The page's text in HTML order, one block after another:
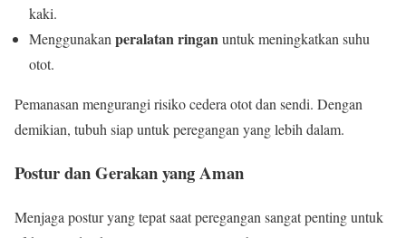
kaki.
Menggunakan peralatan ringanuntuk meningkatkan suhu
otot.
Pemanasan mengurangi risiko cedera otot dan sendi. Dengan
demikian, tubuh siap untuk peregangan yang lebih dalam.
Postur dan Gerakan yang Aman
Menjaga postur yang tepat saat peregangan sangat penting untuk